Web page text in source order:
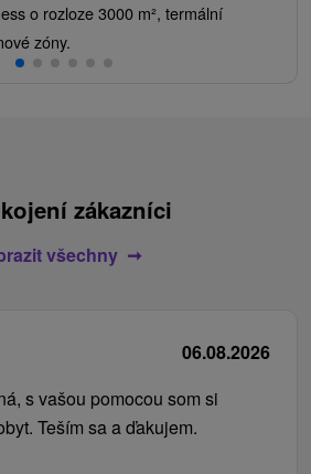
o rozloze 3000 m², termální
zóny.
zákazníci
všechny
06.08.2026
s vašou pomocou som si
Teším sa a ďakujem.